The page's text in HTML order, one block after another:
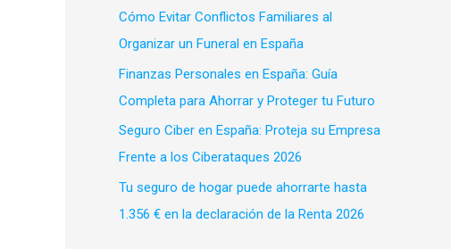
p
o
r
:
Cómo Evitar Conflictos Familiares al
Organizar un Funeral en España
Finanzas Personales en España: Guía
Completa para Ahorrar y Proteger tu Futuro
Seguro Ciber en España: Proteja su Empresa
Frente a los Ciberataques 2026
Tu seguro de hogar puede ahorrarte hasta
1.356 € en la declaración de la Renta 2026